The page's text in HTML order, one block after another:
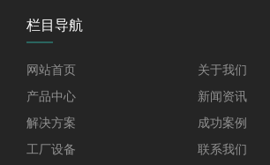
栏目导航
网站首页
关于我们
产品中心
新闻资讯
解决方案
成功案例
工厂设备
联系我们